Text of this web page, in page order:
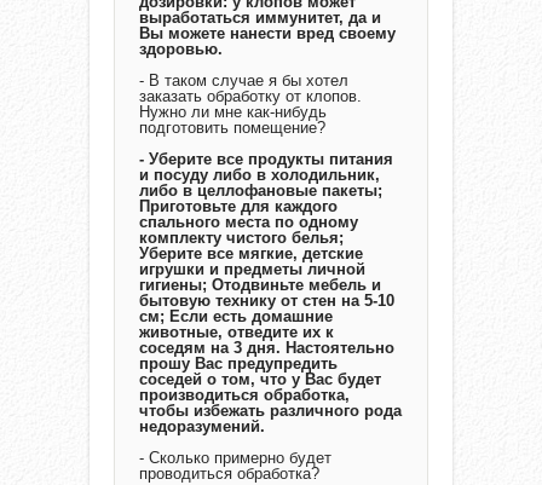
выработаться иммунитет, да и
Вы можете нанести вред своему
здоровью.
- В таком случае я бы хотел
заказать обработку от клопов.
Нужно ли мне как-нибудь
подготовить помещение?
- Уберите все продукты питания
и посуду либо в холодильник,
либо в целлофановые пакеты;
Приготовьте для каждого
спального места по одному
комплекту чистого белья;
Уберите все мягкие, детские
игрушки и предметы личной
гигиены; Отодвиньте мебель и
бытовую технику от стен на 5-10
см; Если есть домашние
животные, отведите их к
соседям на 3 дня. Настоятельно
прошу Вас предупредить
соседей о том, что у Вас будет
производиться обработка,
чтобы избежать различного рода
недоразумений.
- Сколько примерно будет
проводиться обработка?